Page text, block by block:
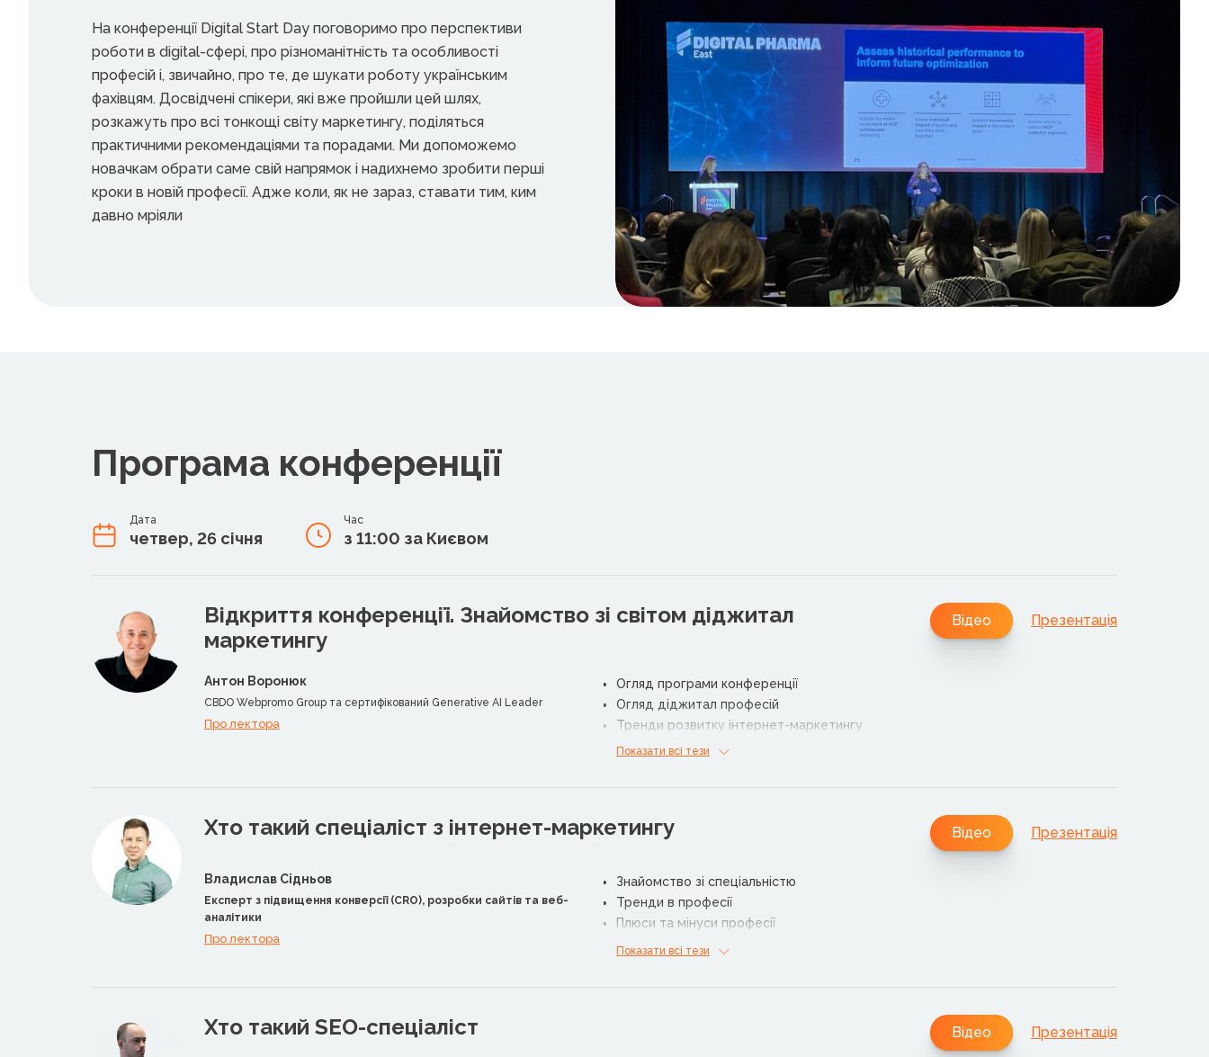
На конференції Digital Start Day поговоримо про перспективи
роботи в digital-сфері, про різноманітність та особливості
професій і, звичайно, про те, де шукати роботу українським
фахівцям. Досвідчені спікери, які вже пройшли цей шлях,
розкажуть про всі тонкощі світу маркетингу, поділяться
практичними рекомендаціями та порадами. Ми допоможемо
новачкам обрати саме свій напрямок і надихнемо зробити перші
кроки в новій професії. Адже коли, як не зараз, ставати тим, ким
давно мріяли
Програма конференції
Дата
четвер, 26 січня
Час
з 11:00 за Києвом
Відкриття конференції. Знайомство зі світом діджитал
маркетингу
Відео Презентація
Антон Воронюк
CBDO Webpromo Group та сертифікований Generative AI Leader
Про лектора
Огляд програми конференції
Огляд діджитал професій
Тренди розвитку інтернет-маркетингу
Показати всі тези
Хто такий спеціаліст з інтернет-маркетингу Відео Презентація
Владислав Сідньов
Експерт з підвищення конверсії (CRO), розробки сайтів та веб-
аналітики
Про лектора
Знайомство зі спеціальністю
Тренди в професії
Плюси та мінуси професії
Корисні ресурси для роботи
Показати всі тези
Хто такий SEO-спеціаліст Відео Презентація